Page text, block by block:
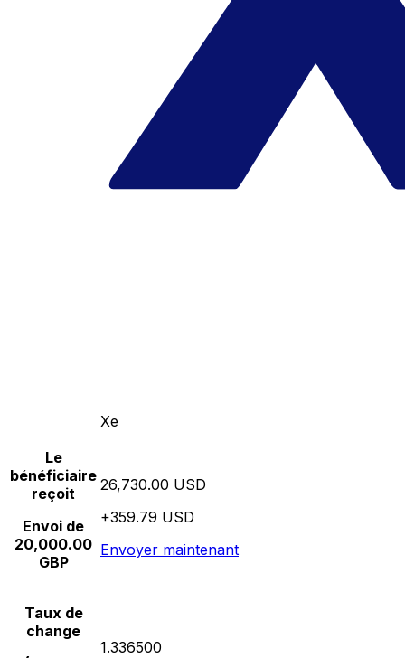
Xe
Le
bénéficiaire
reçoit
Envoi de
20,000.00
GBP
26,730.00 USD
+359.79 USD
Envoyer maintenant
Taux de
change
1.336500